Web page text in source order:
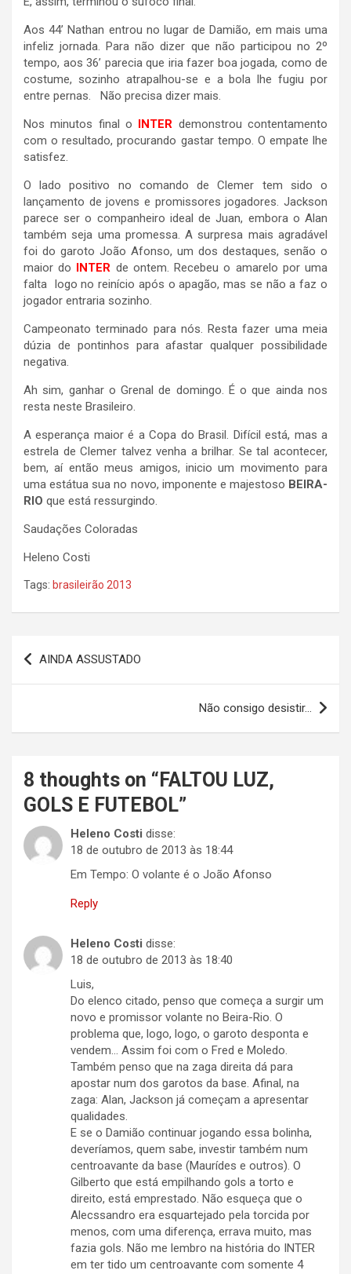
Aos 44’ Nathan entrou no lugar de Damião, em mais uma
infeliz jornada. Para não dizer que não participou no 2º
tempo, aos 36’ parecia que iria fazer boa jogada, como de
costume, sozinho atrapalhou-se e a bola lhe fugiu por
entre pernas. Não precisa dizer mais.
Nos minutos final o INTER demonstrou contentamento
com o resultado, procurando gastar tempo. O empate lhe
satisfez.
O lado positivo no comando de Clemer tem sido o
lançamento de jovens e promissores jogadores. Jackson
parece ser o companheiro ideal de Juan, embora o Alan
também seja uma promessa. A surpresa mais agradável
foi do garoto João Afonso, um dos destaques, senão o
maior do INTER de ontem. Recebeu o amarelo por uma
falta logo no reinício após o apagão, mas se não a faz o
jogador entraria sozinho.
Campeonato terminado para nós. Resta fazer uma meia
dúzia de pontinhos para afastar qualquer possibilidade
negativa.
Ah sim, ganhar o Grenal de domingo. É o que ainda nos
resta neste Brasileiro.
A esperança maior é a Copa do Brasil. Difícil está, mas a
estrela de Clemer talvez venha a brilhar. Se tal acontecer,
bem, aí então meus amigos, inicio um movimento para
uma estátua sua no novo, imponente e majestoso BEIRA-
RIO que está ressurgindo.
Saudações Coloradas
Heleno Costi
Tags: brasileirão 2013
Navegação
de
AINDA ASSUSTADO
Não consigo desistir…
8 thoughts on “ FALTOU LUZ,
GOLS E FUTEBOL”
Heleno Costi disse:
18 de outubro de 2013 às 18:44
Em Tempo: O volante é o João Afonso
Reply
Heleno Costi disse:
18 de outubro de 2013 às 18:40
Luis,
Do elenco citado, penso que começa a surgir um
novo e promissor volante no Beira-Rio. O
problema que, logo, logo, o garoto desponta e
vendem… Assim foi com o Fred e Moledo.
Também penso que na zaga direita dá para
apostar num dos garotos da base. Afinal, na
zaga: Alan, Jackson já começam a apresentar
qualidades.
E se o Damião continuar jogando essa bolinha,
deveríamos, quem sabe, investir também num
centroavante da base (Maurídes e outros). O
Gilberto que está empilhando gols a torto e
direito, está emprestado. Não esqueça que o
Alecssandro era esquartejado pela torcida por
menos, com uma diferença, errava muito, mas
fazia gols. Não me lembro na história do INTER
em ter tido um centroavante com somente 4